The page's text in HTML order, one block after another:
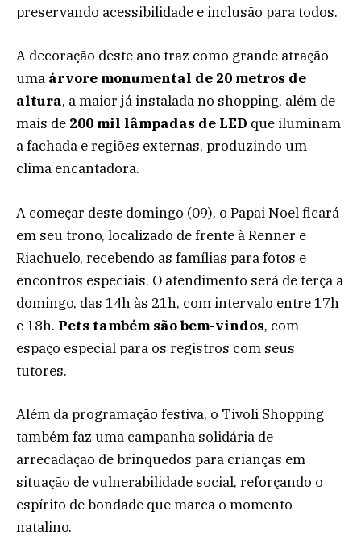
preservando acessibilidade e inclusão para todos.
A decoração deste ano traz como grande atração
uma árvore monumental de 20 metros de
altura, a maior já instalada no shopping, além de
mais de 200 mil lâmpadas de LED que iluminam
a fachada e regiões externas, produzindo um
clima encantadora.
A começar deste domingo (09), o Papai Noel ficará
em seu trono, localizado de frente à Renner e
Riachuelo, recebendo as famílias para fotos e
encontros especiais. O atendimento será de terça a
domingo, das 14h às 21h, com intervalo entre 17h
e 18h. Pets também são bem-vindos, com
espaço especial para os registros com seus
tutores.
Além da programação festiva, o Tivoli Shopping
também faz uma campanha solidária de
arrecadação de brinquedos para crianças em
situação de vulnerabilidade social, reforçando o
espírito de bondade que marca o momento
natalino.